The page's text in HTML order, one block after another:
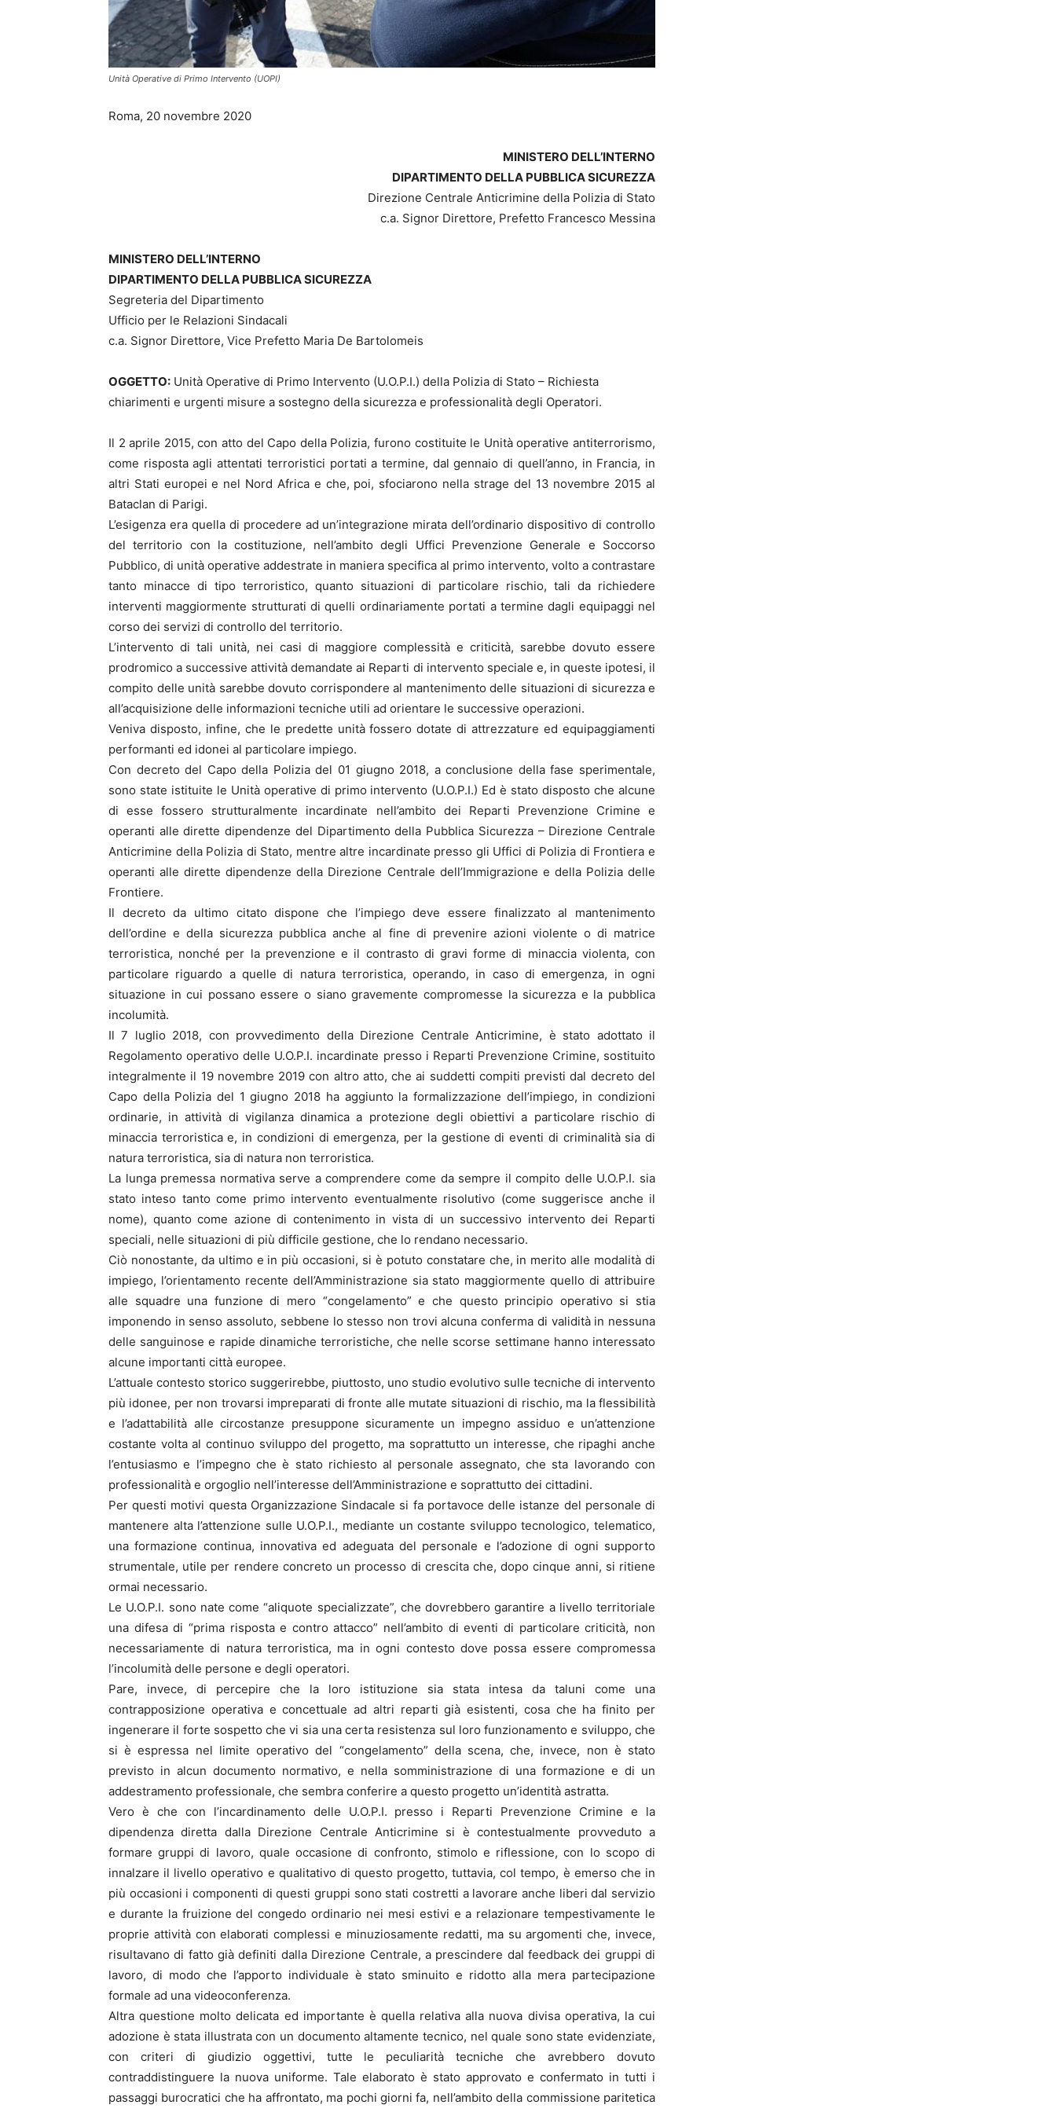
Unità Operative di Primo Intervento (UOPI)
Roma, 20 novembre 2020
MINISTERO DELL’INTERNO
DIPARTIMENTO DELLA PUBBLICA SICUREZZA
Direzione Centrale Anticrimine della Polizia di Stato
c.a. Signor Direttore, Prefetto Francesco Messina
MINISTERO DELL’INTERNO
DIPARTIMENTO DELLA PUBBLICA SICUREZZA
Segreteria del Dipartimento
Ufficio per le Relazioni Sindacali
c.a. Signor Direttore, Vice Prefetto Maria De Bartolomeis
OGGETTO: Unità Operative di Primo Intervento (U.O.P.I.) della Polizia di Stato – Richiesta
chiarimenti e urgenti misure a sostegno della sicurezza e professionalità degli Operatori.
Il 2 aprile 2015, con atto del Capo della Polizia, furono costituite le Unità operative antiterrorismo,
come risposta agli attentati terroristici portati a termine, dal gennaio di quell’anno, in Francia, in
altri Stati europei e nel Nord Africa e che, poi, sfociarono nella strage del 13 novembre 2015 al
Bataclan di Parigi.
L’esigenza era quella di procedere ad un’integrazione mirata dell’ordinario dispositivo di controllo
del territorio con la costituzione, nell’ambito degli Uffici Prevenzione Generale e Soccorso
Pubblico, di unità operative addestrate in maniera specifica al primo intervento, volto a contrastare
tanto minacce di tipo terroristico, quanto situazioni di particolare rischio, tali da richiedere
interventi maggiormente strutturati di quelli ordinariamente portati a termine dagli equipaggi nel
corso dei servizi di controllo del territorio.
L’intervento di tali unità, nei casi di maggiore complessità e criticità, sarebbe dovuto essere
prodromico a successive attività demandate ai Reparti di intervento speciale e, in queste ipotesi, il
compito delle unità sarebbe dovuto corrispondere al mantenimento delle situazioni di sicurezza e
all’acquisizione delle informazioni tecniche utili ad orientare le successive operazioni.
Veniva disposto, infine, che le predette unità fossero dotate di attrezzature ed equipaggiamenti
performanti ed idonei al particolare impiego.
Con decreto del Capo della Polizia del 01 giugno 2018, a conclusione della fase sperimentale,
sono state istituite le Unità operative di primo intervento (U.O.P.I.) Ed è stato disposto che alcune
di esse fossero strutturalmente incardinate nell’ambito dei Reparti Prevenzione Crimine e
operanti alle dirette dipendenze del Dipartimento della Pubblica Sicurezza – Direzione Centrale
Anticrimine della Polizia di Stato, mentre altre incardinate presso gli Uffici di Polizia di Frontiera e
operanti alle dirette dipendenze della Direzione Centrale dell’Immigrazione e della Polizia delle
Frontiere.
Il decreto da ultimo citato dispone che l’impiego deve essere finalizzato al mantenimento
dell’ordine e della sicurezza pubblica anche al fine di prevenire azioni violente o di matrice
terroristica, nonché per la prevenzione e il contrasto di gravi forme di minaccia violenta, con
particolare riguardo a quelle di natura terroristica, operando, in caso di emergenza, in ogni
situazione in cui possano essere o siano gravemente compromesse la sicurezza e la pubblica
incolumità.
Il 7 luglio 2018, con provvedimento della Direzione Centrale Anticrimine, è stato adottato il
Regolamento operativo delle U.O.P.I. incardinate presso i Reparti Prevenzione Crimine, sostituito
integralmente il 19 novembre 2019 con altro atto, che ai suddetti compiti previsti dal decreto del
Capo della Polizia del 1 giugno 2018 ha aggiunto la formalizzazione dell’impiego, in condizioni
ordinarie, in attività di vigilanza dinamica a protezione degli obiettivi a particolare rischio di
minaccia terroristica e, in condizioni di emergenza, per la gestione di eventi di criminalità sia di
natura terroristica, sia di natura non terroristica.
La lunga premessa normativa serve a comprendere come da sempre il compito delle U.O.P.I. sia
stato inteso tanto come primo intervento eventualmente risolutivo (come suggerisce anche il
nome), quanto come azione di contenimento in vista di un successivo intervento dei Reparti
speciali, nelle situazioni di più difficile gestione, che lo rendano necessario.
Ciò nonostante, da ultimo e in più occasioni, si è potuto constatare che, in merito alle modalità di
impiego, l’orientamento recente dell’Amministrazione sia stato maggiormente quello di attribuire
alle squadre una funzione di mero “congelamento” e che questo principio operativo si stia
imponendo in senso assoluto, sebbene lo stesso non trovi alcuna conferma di validità in nessuna
delle sanguinose e rapide dinamiche terroristiche, che nelle scorse settimane hanno interessato
alcune importanti città europee.
L’attuale contesto storico suggerirebbe, piuttosto, uno studio evolutivo sulle tecniche di intervento
più idonee, per non trovarsi impreparati di fronte alle mutate situazioni di rischio, ma la flessibilità
e l’adattabilità alle circostanze presuppone sicuramente un impegno assiduo e un’attenzione
costante volta al continuo sviluppo del progetto, ma soprattutto un interesse, che ripaghi anche
l’entusiasmo e l’impegno che è stato richiesto al personale assegnato, che sta lavorando con
professionalità e orgoglio nell’interesse dell’Amministrazione e soprattutto dei cittadini.
Per questi motivi questa Organizzazione Sindacale si fa portavoce delle istanze del personale di
mantenere alta l’attenzione sulle U.O.P.I., mediante un costante sviluppo tecnologico, telematico,
una formazione continua, innovativa ed adeguata del personale e l’adozione di ogni supporto
strumentale, utile per rendere concreto un processo di crescita che, dopo cinque anni, si ritiene
ormai necessario.
Le U.O.P.I. sono nate come “aliquote specializzate”, che dovrebbero garantire a livello territoriale
una difesa di “prima risposta e contro attacco” nell’ambito di eventi di particolare criticità, non
necessariamente di natura terroristica, ma in ogni contesto dove possa essere compromessa
l’incolumità delle persone e degli operatori.
Pare, invece, di percepire che la loro istituzione sia stata intesa da taluni come una
contrapposizione operativa e concettuale ad altri reparti già esistenti, cosa che ha finito per
ingenerare il forte sospetto che vi sia una certa resistenza sul loro funzionamento e sviluppo, che
si è espressa nel limite operativo del “congelamento” della scena, che, invece, non è stato
previsto in alcun documento normativo, e nella somministrazione di una formazione e di un
addestramento professionale, che sembra conferire a questo progetto un’identità astratta.
Vero è che con l’incardinamento delle U.O.P.I. presso i Reparti Prevenzione Crimine e la
dipendenza diretta dalla Direzione Centrale Anticrimine si è contestualmente provveduto a
formare gruppi di lavoro, quale occasione di confronto, stimolo e riflessione, con lo scopo di
innalzare il livello operativo e qualitativo di questo progetto, tuttavia, col tempo, è emerso che in
più occasioni i componenti di questi gruppi sono stati costretti a lavorare anche liberi dal servizio
e durante la fruizione del congedo ordinario nei mesi estivi e a relazionare tempestivamente le
proprie attività con elaborati complessi e minuziosamente redatti, ma su argomenti che, invece,
risultavano di fatto già definiti dalla Direzione Centrale, a prescindere dal feedback dei gruppi di
lavoro, di modo che l’apporto individuale è stato sminuito e ridotto alla mera partecipazione
formale ad una videoconferenza.
Altra questione molto delicata ed importante è quella relativa alla nuova divisa operativa, la cui
adozione è stata illustrata con un documento altamente tecnico, nel quale sono state evidenziate,
con criteri di giudizio oggettivi, tutte le peculiarità tecniche che avrebbero dovuto
contraddistinguere la nuova uniforme. Tale elaborato è stato approvato e confermato in tutti i
passaggi burocratici che ha affrontato, ma pochi giorni fa, nell’ambito della commissione paritetica